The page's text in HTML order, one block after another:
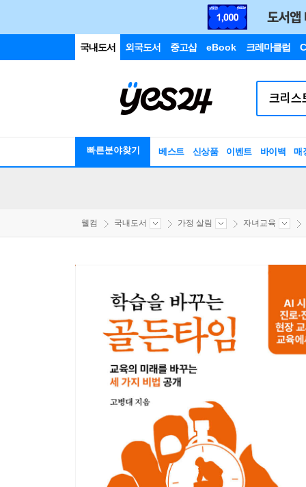
국내도서 외국도서 중고샵 eBook 크레마클럽
빠른분야찾기 베스트 신상품 이벤트 바이백 매
웰컴 국내도서 가정 살림 자녀교육